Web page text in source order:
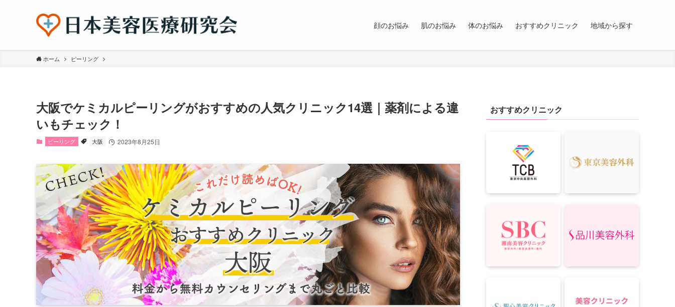
顔のお悩み 肌のお悩み 体のお悩み おすすめクリニック 地域から探す
ホーム ピーリング
大阪でケミカルピーリングがおすすめの人気クリニック14選｜薬剤による違
いもチェック！
ピーリング 大阪 2023年8月25日
おすすめクリニック